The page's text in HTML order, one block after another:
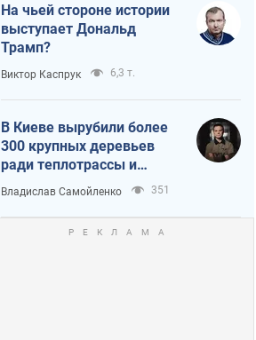
На чьей стороне истории
выступает Дональд
Трамп?
Виктор Каспрук 6,3 т.
В Киеве вырубили более
300 крупных деревьев
ради теплотрассы и
вопреки Генплану
Владислав Самойленко 351